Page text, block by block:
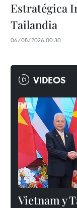
Estratégica
Tailandia
06/08/2026 00:30
VIDEOS
Vietnam y